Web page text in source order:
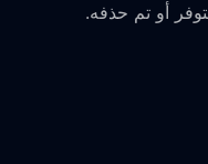
أو تم حذفه.